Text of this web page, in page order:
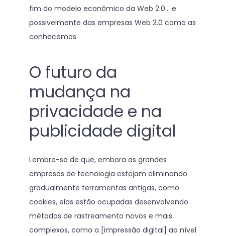
fim do modelo econômico da Web 2.0… e
possivelmente das empresas Web 2.0 como as
conhecemos.
O futuro da
mudança na
privacidade e na
publicidade digital
Lembre-se de que, embora as grandes
empresas de tecnologia estejam eliminando
gradualmente ferramentas antigas, como
cookies, elas estão ocupadas desenvolvendo
métodos de rastreamento novos e mais
complexos, como a [impressão digital] ao nível